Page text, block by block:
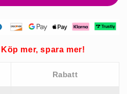
mer, spara mer!
Rabatt